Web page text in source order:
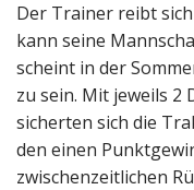
Der Trainer reibt
kann seine
scheint in der
zu sein. Mit jeweils 2
sicherten sich die
den einen
zwischenzeitlichen